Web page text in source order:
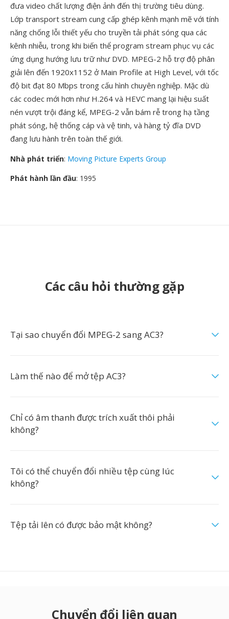
đưa video chất lượng điện ảnh đến thị trường tiêu dùng.
Lớp transport stream cung cấp ghép kênh mạnh mẽ với tính
năng chống lỗi thiết yếu cho truyền tải phát sóng qua các
kênh nhiễu, trong khi biến thể program stream phục vụ các
ứng dụng hướng lưu trữ như DVD. MPEG-2 hỗ trợ độ phân
giải lên đến 1920x1152 ở Main Profile at High Level, với tốc
độ bit đạt 80 Mbps trong cấu hình chuyên nghiệp. Mặc dù
các codec mới hơn như H.264 và HEVC mang lại hiệu suất
nén vượt trội đáng kể, MPEG-2 vẫn bám rễ trong hạ tầng
phát sóng, hệ thống cáp và vệ tinh, và hàng tỷ đĩa DVD
đang lưu hành trên toàn thế giới.
Nhà phát triển: Moving Picture Experts Group
Phát hành lần đầu: 1995
Các câu hỏi thường gặp
Tại sao chuyển đổi MPEG-2 sang AC3?
Làm thế nào để mở tệp AC3?
Chỉ có âm thanh được trích xuất thôi phải
không?
Tôi có thể chuyển đổi nhiều tệp cùng lúc
không?
Tệp tải lên có được bảo mật không?
Chuyển đổi liên quan